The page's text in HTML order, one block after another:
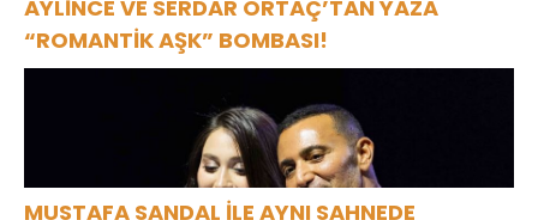
AYLİNCE VE SERDAR ORTAÇ’TAN YAZA
“ROMANTİK AŞK” BOMBASI!
MUSTAFA SANDAL İLE AYNI SAHNEDE